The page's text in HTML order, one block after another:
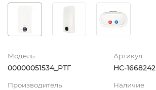
Модель
00000051534_РТГ
Артикул
НС-1668242
Производитель Наличие